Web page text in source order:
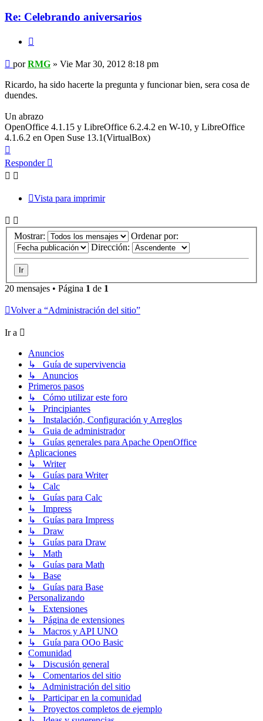
Re: Celebrando aniversarios
Mensaje
porRMG » Vie Mar 30, 2012 8:18 pm
Ricardo, ha sido hacerte la pregunta y funcionar bien, sera cosa de
duendes.
Un abrazo
OpenOffice 4.1.15 y LibreOffice 6.2.4.2 en W-10, y LibreOffice
4.1.6.2 en Open Suse 13.1(VirtualBox)
Responder
Vista para imprimir
Mostrar:
Ordenar por:
Dirección:
20 mensajes • Página 1 de 1
Volver a “Administración del sitio”
Ir a
Anuncios
↳ Guía de supervivencia
↳ Anuncios
Primeros pasos
↳ Cómo utilizar este foro
↳ Principiantes
↳ Instalación, Configuración y Arreglos
↳ Guia de administrador
↳ Guías generales para Apache OpenOffice
Aplicaciones
↳ Writer
↳ Guías para Writer
↳ Calc
↳ Guías para Calc
↳ Impress
↳ Guías para Impress
↳ Draw
↳ Guías para Draw
↳ Math
↳ Guías para Math
↳ Base
↳ Guías para Base
Personalizando
↳ Extensiones
↳ Página de extensiones
↳ Macros y API UNO
↳ Guía para OOo Basic
Comunidad
↳ Discusión general
↳ Comentarios del sitio
↳ Administración del sitio
↳ Participar en la comunidad
↳ Proyectos completos de ejemplo